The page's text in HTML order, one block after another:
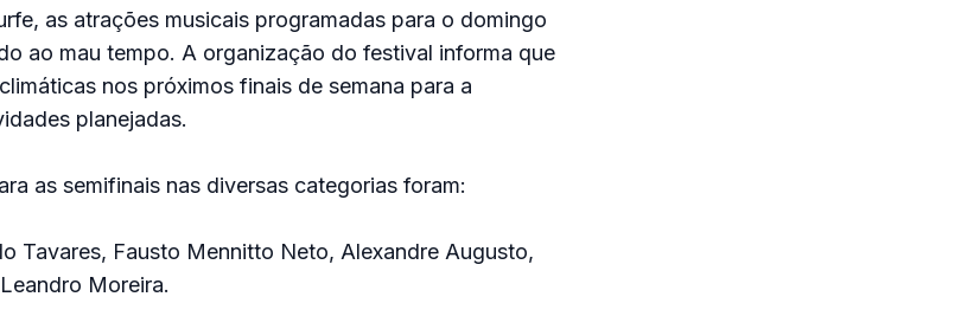
as atrações musicais programadas para o domingo
ao mau tempo. A organização do festival informa que
nos próximos finais de semana para a
planejadas.
as semifinais nas diversas categorias foram:
Tavares, Fausto Mennitto Neto, Alexandre Augusto,
Moreira.